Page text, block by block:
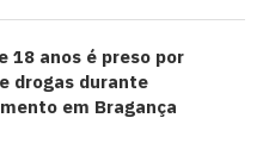
18 anos é preso por
drogas durante
em Bragança